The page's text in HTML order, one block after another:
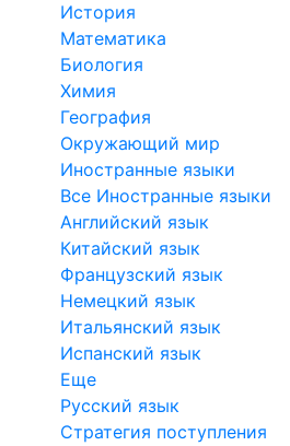
История
Математика
Биология
Химия
География
Окружающий мир
Иностранные языки
Все Иностранные языки
Английский язык
Китайский язык
Французский язык
Немецкий язык
Итальянский язык
Испанский язык
Еще
Русский язык
Стратегия поступления